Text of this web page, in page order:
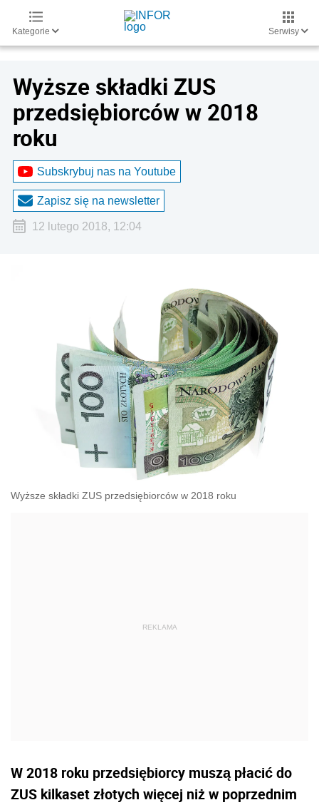
Kategorie Serwisy
Wyższe składki ZUS
przedsiębiorców w 2018
roku
Subskrybuj nas na Youtube
Zapisz się na newsletter
12 lutego 2018, 12:04
Wyższe składki ZUS przedsiębiorców w 2018 roku
W 2018 roku przedsiębiorcy muszą płacić do
ZUS kilkaset złotych więcej niż w poprzednim